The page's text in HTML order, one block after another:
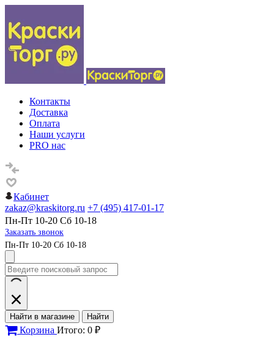
Контакты
Доставка
Оплата
Наши услуги
PRO нас
Кабинет
zakaz@kraskitorg.ru +7 (495) 417-01-17
Пн-Пт 10-20 Сб 10-18
Заказать звонок
Пн-Пт 10-20 Сб 10-18
Найти в магазине Найти
Корзина Итого: 0 ₽